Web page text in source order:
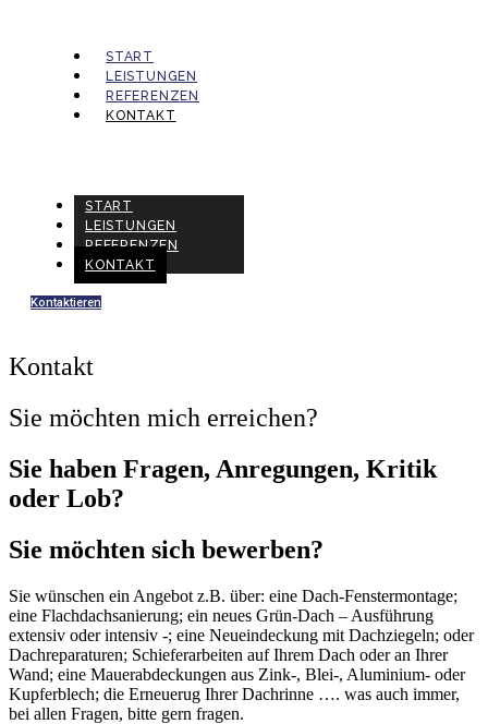
START
LEISTUNGEN
REFERENZEN
KONTAKT
START
LEISTUNGEN
REFERENZEN
KONTAKT
Kontaktieren
Kontakt
Sie möchten mich erreichen?
Sie haben Fragen, Anregungen, Kritik
oder Lob?
Sie möchten sich bewerben?
Sie wünschen ein Angebot z.B. über: eine Dach-Fenstermontage;
eine Flachdachsanierung; ein neues Grün-Dach – Ausführung
extensiv oder intensiv -; eine Neueindeckung mit Dachziegeln; oder
Dachreparaturen; Schieferarbeiten auf Ihrem Dach oder an Ihrer
Wand; eine Mauerabdeckungen aus Zink-, Blei-, Aluminium- oder
Kupferblech; die Erneuerug Ihrer Dachrinne …. was auch immer,
bei allen Fragen, bitte gern fragen.